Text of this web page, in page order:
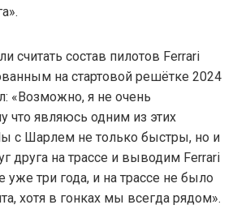
считать состав пилотов Ferrari
на стартовой решётке 2024
«Возможно, я не очень
что являюсь одним из этих
с Шарлем не только быстры, но и
друга на трассе и выводим Ferrari
три года, и на трассе не было
хотя в гонках мы всегда рядом».